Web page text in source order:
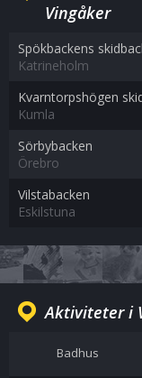
Vingåker
Spökbackens
Katrineholm
Kvarntorpshögen
Kumla
Sörbybacken
Örebro
Vilstabacken
Eskilstuna
Aktiviteter i
Badhus